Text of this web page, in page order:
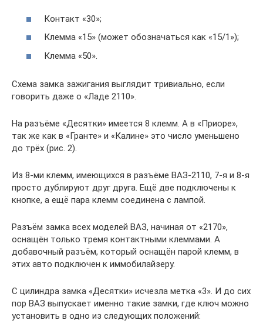
Контакт «30»;
Клемма «15» (может обозначаться как «15/1»);
Клемма «50».
Схема замка зажигания выглядит тривиально, если
говорить даже о «Ладе 2110».
На разъёме «Десятки» имеется 8 клемм. А в «Приоре»,
так же как в «Гранте» и «Калине» это число уменьшено
до трёх (рис. 2).
Из 8-ми клемм, имеющихся в разъёме ВАЗ-2110, 7-я и 8-я
просто дублируют друг друга. Ещё две подключены к
кнопке, а ещё пара клемм соединена с лампой.
Разъём замка всех моделей ВАЗ, начиная от «2170»,
оснащён только тремя контактными клеммами. А
добавочный разъём, который оснащён парой клемм, в
этих авто подключен к иммобилайзеру.
С цилиндра замка «Десятки» исчезла метка «3». И до сих
пор ВАЗ выпускает именно такие замки, где ключ можно
установить в одно из следующих положений: